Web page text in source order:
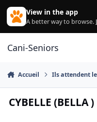
Aller au contenu
View in the app
A better way to browse.
Cani-Seniors
Accueil Ils attendent
CYBELLE